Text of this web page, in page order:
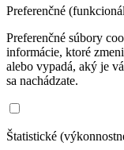
Preferenčné
Preferenčné súbory
informácie, ktoré
alebo vypadá, aký je
sa nachádzate.
Štatistické